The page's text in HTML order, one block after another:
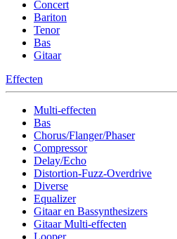
Concert
Bariton
Tenor
Bas
Gitaar
Effecten
Multi-effecten
Bas
Chorus/Flanger/Phaser
Compressor
Delay/Echo
Distortion-Fuzz-Overdrive
Diverse
Equalizer
Gitaar en Bassynthesizers
Gitaar Multi-effecten
Looper